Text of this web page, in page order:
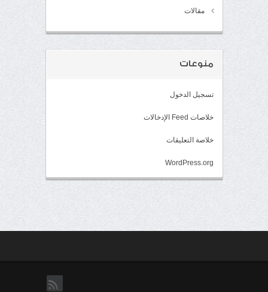
مقالات
منوعات
تسجيل الدخول
خلاصات Feed الإدخالات
خلاصة التعليقات
WordPress.org